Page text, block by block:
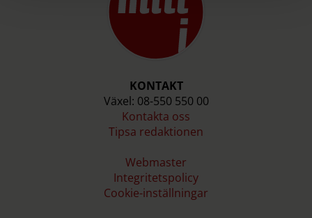
KONTAKT
Växel: 08-550 550 00
Kontakta oss
Tipsa redaktionen
Webmaster
Integritetspolicy
Cookie-inställningar